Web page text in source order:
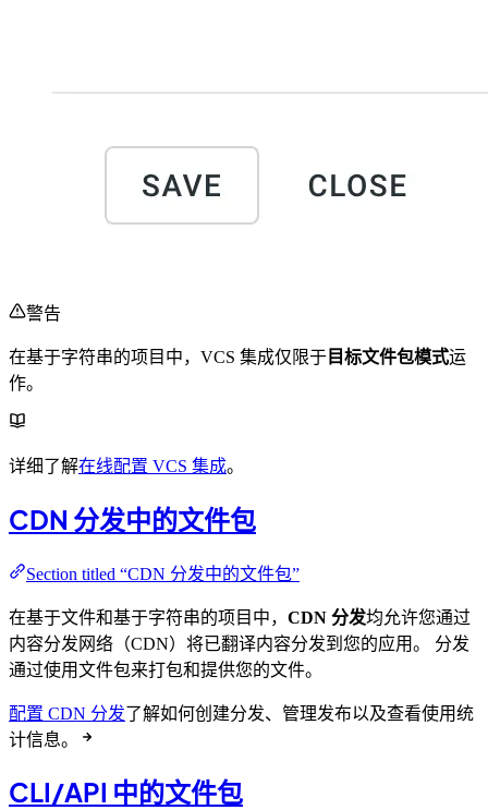
警告
在基于字符串的项目中，VCS 集成仅限于 目标文件包模式运
作。
详细了解在线配置 VCS 集成。
CDN 分发中的文件包
Section titled “CDN 分发中的文件包”
在基于文件和基于字符串的项目中， CDN 分发均允许您通过
内容分发网络（CDN）将已翻译内容分发到您的应用。 分发
通过使用文件包来打包和提供您的文件。
配置 CDN 分发了解如何创建分发、管理发布以及查看使用统
计信息。
CLI/API 中的文件包